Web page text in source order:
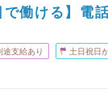
で働ける】電
途支給あり 土日祝日